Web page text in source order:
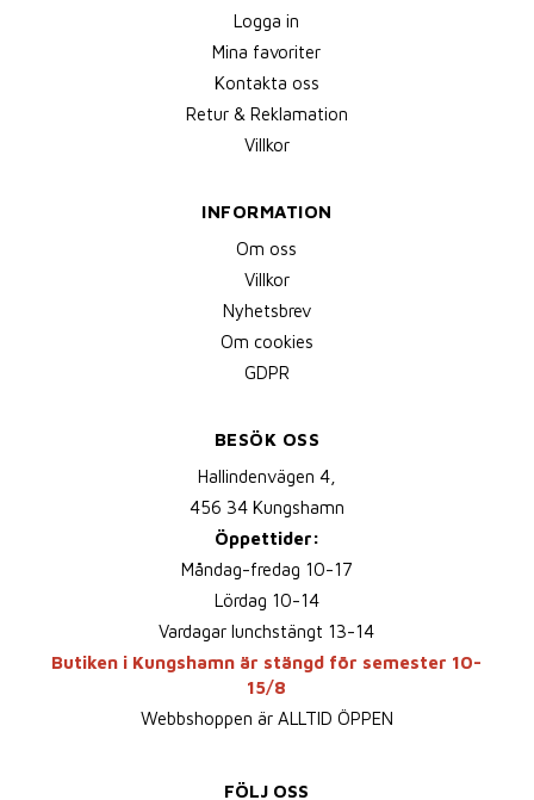
Logga in
Mina favoriter
Kontakta oss
Retur & Reklamation
Villkor
INFORMATION
Om oss
Villkor
Nyhetsbrev
Om cookies
GDPR
BESÖK OSS
Hallindenvägen 4,
456 34 Kungshamn
Öppettider:
Måndag-fredag 10-17
Lördag 10-14
Vardagar lunchstängt 13-14
Butiken i Kungshamn är stängd för semester 10-
15/8
Webbshoppen är ALLTID ÖPPEN
FÖLJ OSS